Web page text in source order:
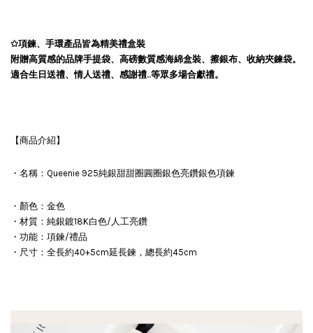
✩項鍊、手環產品皆為精美禮盒裝
附贈高質感的品牌手提袋、高磅數質感海綿盒裝、擦銀布、收納夾鍊袋。
適合生日送禮、情人送禮、感謝禮..等眾多場合獻禮。
【商品介紹】
・名稱：Queenie 925純銀甜甜圈圓圈銀色亮鑽銀色項鍊
・顏色：金色
・材質：純銀鍍18K白色/人工亮鑽
・功能：項鍊/禮品
・尺寸：全長約40+5cm延長鍊，總長約45cm